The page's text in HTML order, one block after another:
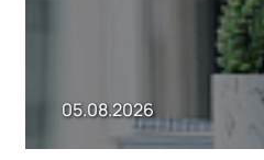
хранения
05.08.2026